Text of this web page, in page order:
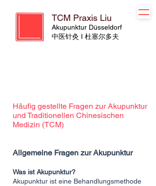
TCM Praxis Liu
Akupunktur Düsseldorf
​​中医针灸 I 杜塞尔多夫
Häufig gestellte Fragen zur Akupunktur
und Traditionellen Chinesischen
Medizin (TCM)
Allgemeine Fragen zur Akupunktur
Was ist Akupunktur?
Akupunktur ist eine Behandlungsmethode